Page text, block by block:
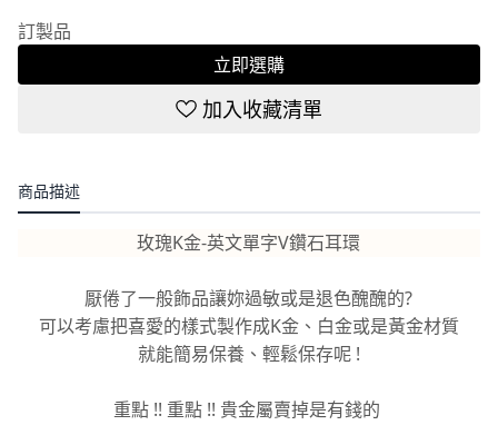
訂製品
立即選購
加入收藏清單
商品描述
玫瑰K金-英文單字V鑽石耳環
厭倦了一般飾品讓妳過敏或是退色醜醜的?
可以考慮把喜愛的樣式製作成K金、白金或是黃金材質
就能簡易保養、輕鬆保存呢 !
重點 !! 重點 !! 貴金屬賣掉是有錢的